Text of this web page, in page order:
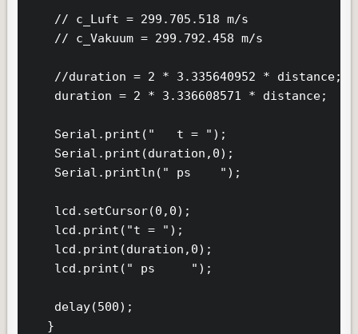
    // c_Luft = 299.705.518 m/s
    // c_Vakuum = 299.792.458 m/s
//duration = 2 * 3.335640952 * distance;
duration = 2 * 3.336608571 *
    Serial.print("   t = ");
    Serial.print(duration,0);
    Serial.println(" ps    ");
    lcd.setCursor(0,0);
    lcd.print("t = ");
    lcd.print(duration,0);
    lcd.print(" ps     ");
    delay(500);
   }